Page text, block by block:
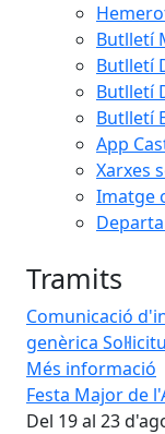
Butlletí
Butlletí
Butlletí
Butlletí
App
Xarxes
Imatge
Tramits
Comunicació
genèrica
Més informació
Festa Major de
Del 19 al 23